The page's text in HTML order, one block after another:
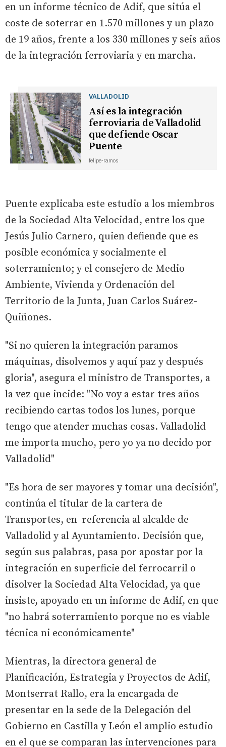
en un informe técnico de Adif, que sitúa el
coste de soterrar en 1.570 millones y un plazo
de 19 años, frente a los 330 millones y seis años
de la integración ferroviaria y en marcha.
VALLADOLID
Así es la integración
ferroviaria de Valladolid
que defiende Oscar
Puente
felipe-ramos
Puente explicaba este estudio a los miembros
de la Sociedad Alta Velocidad, entre los que
Jesús Julio Carnero, quien defiende que es
posible económica y socialmente el
soterramiento; y el consejero de Medio
Ambiente, Vivienda y Ordenación del
Territorio de la Junta, Juan Carlos Suárez-
Quiñones.
"Si no quieren la integración paramos
máquinas, disolvemos y aquí paz y después
gloria", asegura el ministro de Transportes, a
la vez que incide: "No voy a estar tres años
recibiendo cartas todos los lunes, porque
tengo que atender muchas cosas. Valladolid
me importa mucho, pero yo ya no decido por
Valladolid"
"Es hora de ser mayores y tomar una decisión",
continúa el titular de la cartera de
Transportes, en referencia al alcalde de
Valladolid y al Ayuntamiento. Decisión que,
según sus palabras, pasa por apostar por la
integración en superficie del ferrocarril o
disolver la Sociedad Alta Velocidad, ya que
insiste, apoyado en un informe de Adif, en que
"no habrá soterramiento porque no es viable
técnica ni económicamente"
Mientras, la directora general de
Planificación, Estrategia y Proyectos de Adif,
Montserrat Rallo, era la encargada de
presentar en la sede de la Delegación del
Gobierno en Castilla y León el amplio estudio
en el que se comparan las intervenciones para